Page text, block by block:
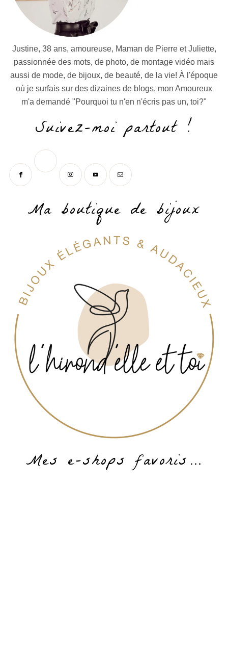
Justine, 38 ans, amoureuse, Maman de Pierre et Juliette,
passionnée des mots, de photo, de montage vidéo mais
aussi de mode, de bijoux, de beauté, de la vie! À l'époque
où je surfais sur des dizaines de blogs, mon Amoureux
m'a demandé "Pourquoi tu n'en n'écris pas un, toi?"
Suivez-moi partout !
Ma boutique de bijoux
Mes e-shops favoris…